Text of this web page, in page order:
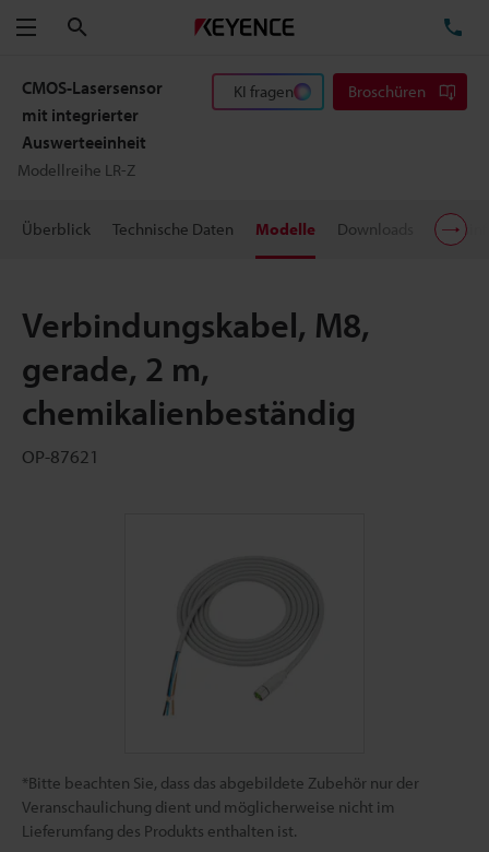
Menü
CMOS-Lasersensor
mit integrierter
Auswerteeinheit
Modellreihe LR-Z
KI fragen Broschüren
Überblick Technische Daten Modelle Downloads
Verbindungskabel, M8,
gerade, 2 m,
chemikalienbeständig
OP-87621
*Bitte beachten Sie, dass das abgebildete Zubehör nur der
Veranschaulichung dient und möglicherweise nicht im
Lieferumfang des Produkts enthalten ist.